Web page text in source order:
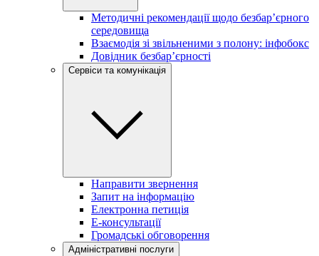
Методичні рекомендації щодо безбар’єрного
середовища
Взаємодія зі звільненими з полону: інфобокс
Довідник безбар’єрності
Сервіси та комунікація
Направити звернення
Запит на інформацію
Електронна петиція
Е-консультації
Громадські обговорення
Адміністративні послуги